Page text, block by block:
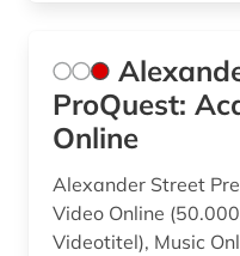
flucht (1)
flurdenkmal (1)
ProQuest:
Online
Alexander Street
Video Online
Videotitel), Music